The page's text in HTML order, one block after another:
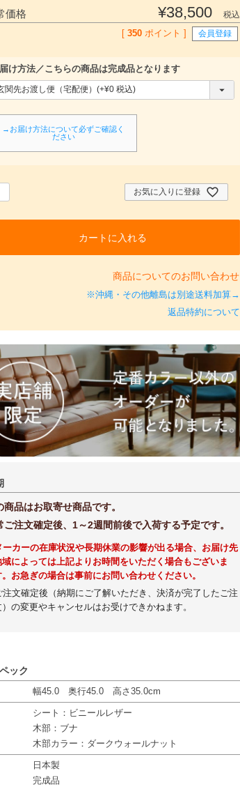
価格 ¥38,500
税込
[350 ポイント ] 会員登録
け方法／こちらの商品は完成品となります
→お届け方法について必ずご確認く
ださい
お気に入りに登録
カートに入れる
商品についてのお問い合わせ
※沖縄・その他離島は別途送料加算→
返品特約について
商品はお取寄せ商品です。
ご注文確定後、1～2週間前後で入荷する予定です。
カーの在庫状況や長期休業の影響が出る場合、お届け先
域によっては上記よりお時間をいただく場合もございま
。お急ぎの場合は事前にお問い合わせください。
文確定後（納期にご了解いただき、決済が完了したご注
）の変更やキャンセルはお受けできかねます。
ック
幅45.0 奥行45.0 高さ35.0cm
シート：ビニールレザー
木部：ブナ
木部カラー：ダークウォールナット
日本製
完成品